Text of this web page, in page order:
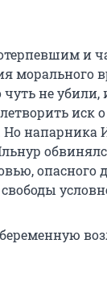
и
морального
не убили,
иск
Но напарника
опасного